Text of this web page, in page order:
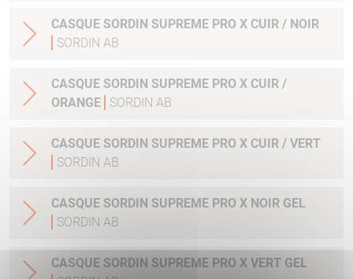
CASQUE SORDIN SUPREME PRO X CUIR / NOIR
SORDIN AB
CASQUE SORDIN SUPREME PRO X CUIR /
ORANGE
SORDIN AB
CASQUE SORDIN SUPREME PRO X CUIR / VERT
SORDIN AB
CASQUE SORDIN SUPREME PRO X NOIR GEL
SORDIN AB
CASQUE SORDIN SUPREME PRO X VERT GEL